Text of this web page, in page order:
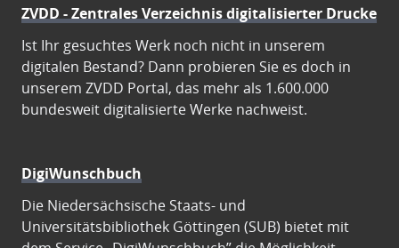
ZVDD - Zentrales Verzeichnis digitalisierter Drucke
Ist Ihr gesuchtes Werk noch nicht in unserem
digitalen Bestand? Dann probieren Sie es doch in
unserem ZVDD Portal, das mehr als 1.600.000
bundesweit digitalisierte Werke nachweist.
DigiWunschbuch
Die Niedersächsische Staats- und
Universitätsbibliothek Göttingen (SUB) bietet mit